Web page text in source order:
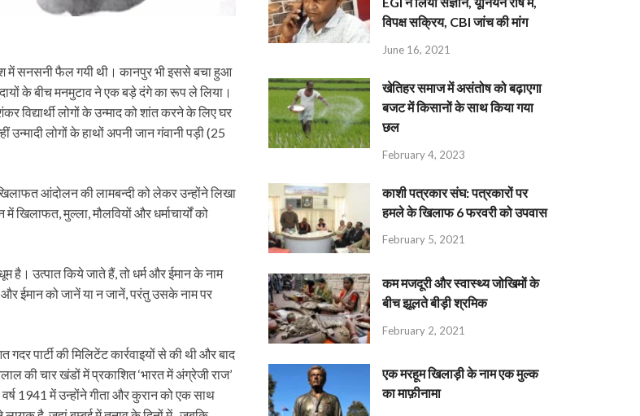
में सनसनी फैल गयी थी। कानपुर भी इससे बचा हुआ
के बीच मनमुटाव ने एक बड़े दंगे का रूप ले लिया।
लोगों के उन्माद को शांत करने के लिए घर
लोगों के हाथों अपनी जान गंवानी पड़ी (25
आंदोलन की लामबन्दी को लेकर उन्होंने लिखा
मुल्ला, मौलवियों और धर्माचार्यों को
है। उत्पात किये जाते हैं, तो धर्म और ईमान के नाम
और ईमान को जानें या न जानें, परंतु उसके नाम पर
पार्टी की मिलिटेंट कार्रवाइयों से की थी और बाद
की चार खंडों में प्रकाशित ‘भारत में अंग्रेजी राज’
वर्ष 1941 में उन्होंने गीता और कुरान को एक साथ
विपक्ष सक्रिय, CBI जांच की मांग
June 16, 2021
खेतिहर समाज में असंतोष को बढ़ाएगा
बजट में किसानों के साथ किया गया
छल
February 4, 2023
काशी पत्रकार संघ: पत्रकारों पर
हमले के खिलाफ 6 फरवरी को उपवास
February 5, 2021
कम मजदूरी और स्वास्थ्य जोखिमों के
बीच झूलते बीड़ी श्रमिक
February 2, 2021
एक मरहूम खिलाड़ी के नाम एक मुल्क
का माफ़ीनामा